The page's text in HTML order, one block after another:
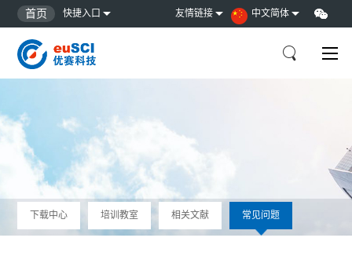
首页 快捷入口 友情链接 中文简体
下载中心 培训教室 相关文献 常见问题